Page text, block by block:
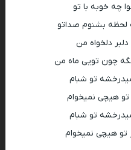
چه خوبه با تو
بشنوم صداتو
دلخواه من
چون تویی ماه من
تو شبام
هیچی نمیخوام
تو شبام
هیچی نمیخوام